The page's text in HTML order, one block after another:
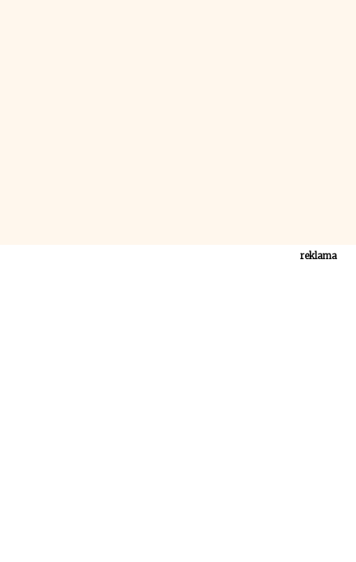
reklama